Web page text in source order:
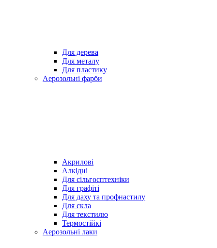
Для дерева
Для металу
Для пластику
Аерозольні фарби
Акрилові
Алкідні
Для cільгосптехніки
Для графіті
Для даху та профнастилу
Для скла
Для текстилю
Термостійкі
Аерозольні лаки